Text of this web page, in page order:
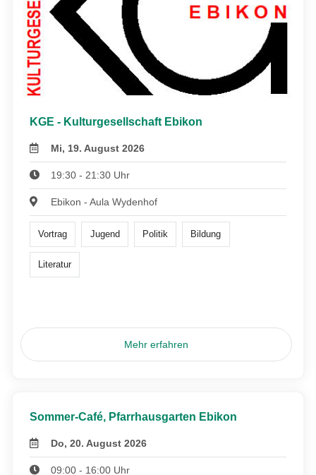
KGE - Kulturgesellschaft Ebikon
Mi, 19. August 2026
19:30 - 21:30 Uhr
Ebikon - Aula Wydenhof
Vortrag Jugend Politik Bildung
Literatur
Mehr erfahren
Sommer-Café, Pfarrhausgarten Ebikon
Do, 20. August 2026
09:00 - 16:00 Uhr